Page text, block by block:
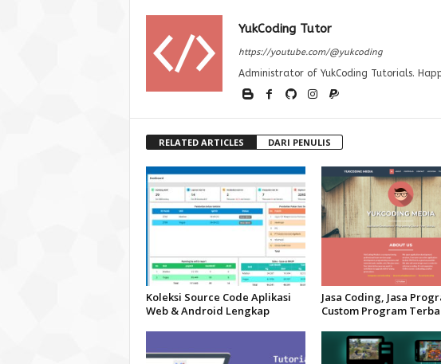
YukCoding Tutor
https://youtube.com/@yukcoding
Administrator of YukCoding Tutorials.
RELATED ARTICLES DARI PENULIS
Koleksi Source Code Aplikasi
Web & Android Lengkap
Jasa Coding, Jasa
Custom Program